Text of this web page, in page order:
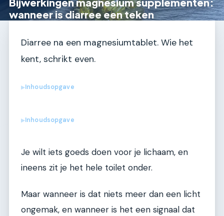
wanneer is diarree een teken
Diarree na een magnesiumtablet. Wie het
kent, schrikt even.
▶Inhoudsopgave
▶Inhoudsopgave
Je wilt iets goeds doen voor je lichaam, en
ineens zit je het hele toilet onder.
Maar wanneer is dat niets meer dan een licht
ongemak, en wanneer is het een signaal dat